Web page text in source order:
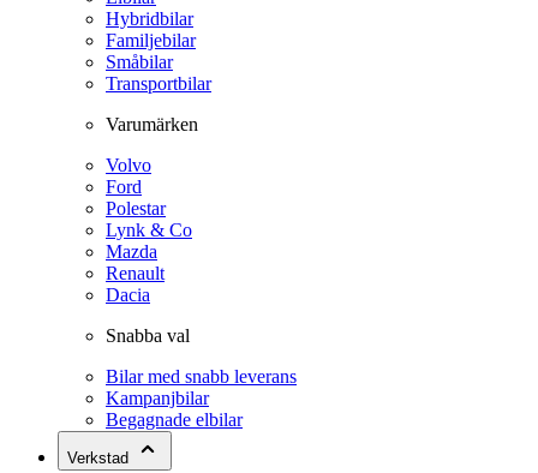
Hybridbilar
Familjebilar
Småbilar
Transportbilar
Varumärken
Volvo
Ford
Polestar
Lynk & Co
Mazda
Renault
Dacia
Snabba val
Bilar med snabb leverans
Kampanjbilar
Begagnade elbilar
Verkstad